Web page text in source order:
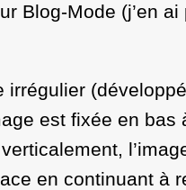
Blog-Mode (j’en
irrégulier
est fixée en bas
en continuant à